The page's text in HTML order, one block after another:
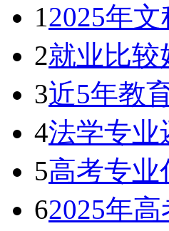
12025年
2就业比较
3近5年教
4法学专业
5高考专业
62025年